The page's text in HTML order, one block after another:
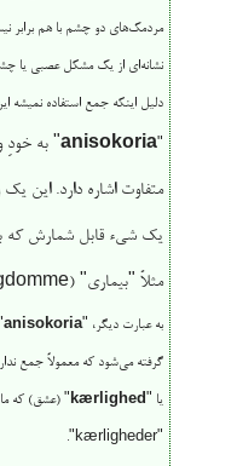
مردمک‌های دو چشم با هم برابر
نشانه‌ای از یک مشکل عصبی یا
دلیل اینکه جمع استفاده نمیشه
"
anisokoria " به
متفاوت اشاره دارد. این
یک شیء قابل شمارش که
مثلاً "بیماری" (sygdom - sygdomme) جمع بسته می‌شود.
به عبارت دیگر، "anisokoria
گرفته می‌شود که معمولاً جمع
یا "kærlighed
"kærligheder".